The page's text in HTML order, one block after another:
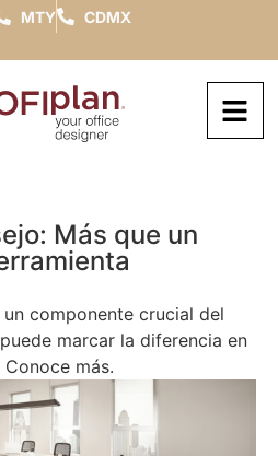
MTY CDMX
Más que un
componente crucial del
marcar la diferencia en
más.